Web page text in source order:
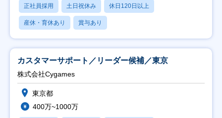
正社員採用 土日祝休み 休日120日以上
産休・育休あり 賞与あり
カスタマーサポート／リーダー候補／東京
株式会社Cygames
東京都
400万~1000万